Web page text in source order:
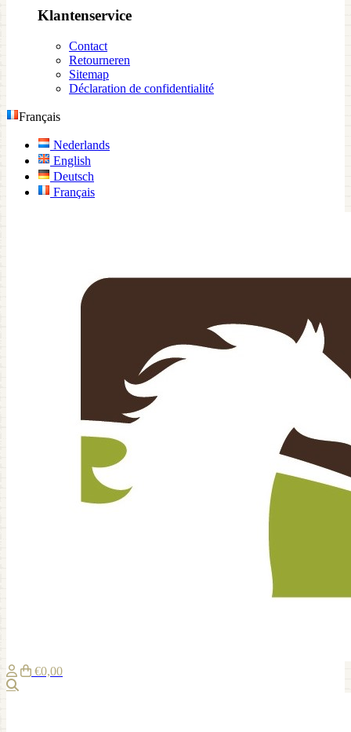
Klantenservice
Contact
Retourneren
Sitemap
Déclaration de confidentialité
Français
Nederlands
English
Deutsch
Français
€0,00